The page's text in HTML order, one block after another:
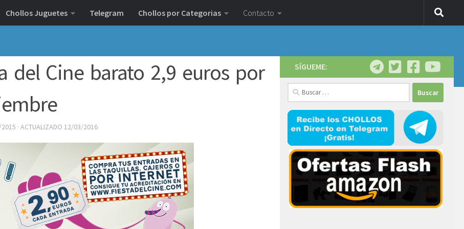
Chollos Juguetes Telegram Chollos por Categorias Contacto
del Cine barato 2,9 euros por
· ACTUALIZADO 12/03/2016
SÍGUEME:
Buscar: